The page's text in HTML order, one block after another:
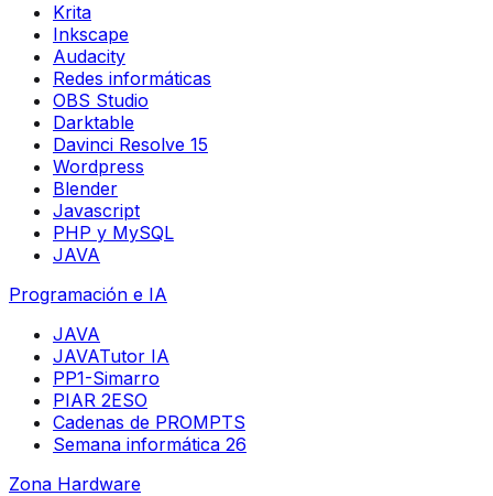
Krita
Inkscape
Audacity
Redes informáticas
OBS Studio
Darktable
Davinci Resolve 15
Wordpress
Blender
Javascript
PHP y MySQL
JAVA
Programación e IA
JAVA
JAVATutor IA
PP1-Simarro
PIAR 2ESO
Cadenas de PROMPTS
Semana informática 26
Zona Hardware